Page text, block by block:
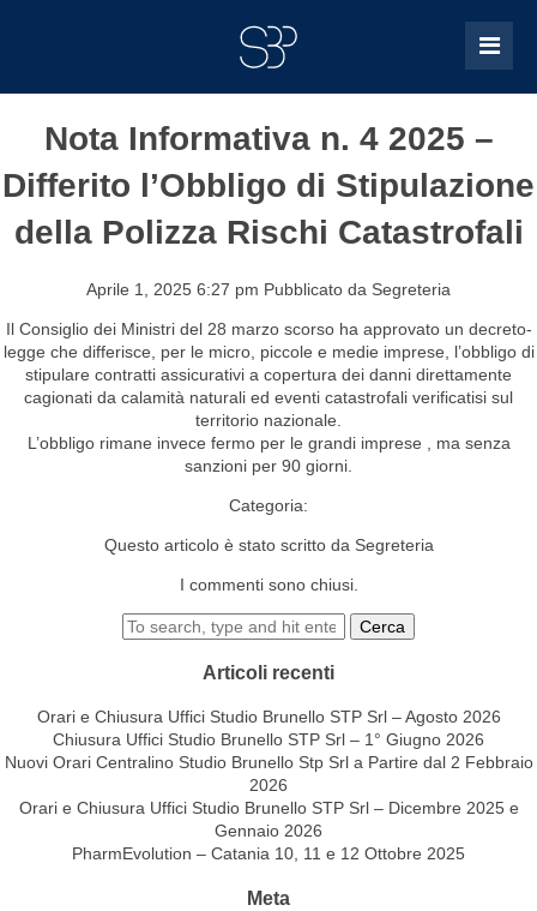
Nota Informativa n. 4 2025 –
Differito l’Obbligo di Stipulazione
della Polizza Rischi Catastrofali
Aprile 1, 2025 6:27 pm Pubblicato da Segreteria
Il Consiglio dei Ministri del 28 marzo scorso ha approvato un decreto-
legge che differisce, per le micro, piccole e medie imprese, l’obbligo di
stipulare contratti assicurativi a copertura dei danni direttamente
cagionati da calamità naturali ed eventi catastrofali verificatisi sul
territorio nazionale.
L’obbligo rimane invece fermo per le grandi imprese , ma senza
sanzioni per 90 giorni.
Categoria:
Questo articolo è stato scritto da Segreteria
I commenti sono chiusi.
Cerca
Articoli recenti
Orari e Chiusura Uffici Studio Brunello STP Srl – Agosto 2026
Chiusura Uffici Studio Brunello STP Srl – 1° Giugno 2026
Nuovi Orari Centralino Studio Brunello Stp Srl a Partire dal 2 Febbraio
2026
Orari e Chiusura Uffici Studio Brunello STP Srl – Dicembre 2025 e
Gennaio 2026
PharmEvolution – Catania 10, 11 e 12 Ottobre 2025
Meta